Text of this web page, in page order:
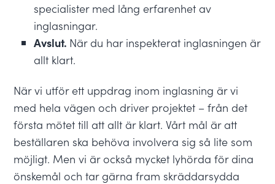
specialister med lång erfarenhet av
inglasningar.
Avslut. När du har inspekterat inglasningen är
allt klart.
När vi utför ett uppdrag inom inglasning är vi
med hela vägen och driver projektet – från det
första mötet till att allt är klart. Vårt mål är att
beställaren ska behöva involvera sig så lite som
möjligt. Men vi är också mycket lyhörda för dina
önskemål och tar gärna fram skräddarsydda